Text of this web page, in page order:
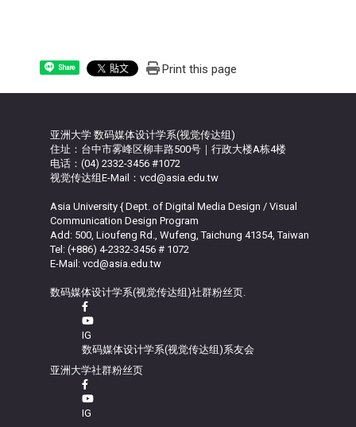
Share Print this page
亚洲大学 数码媒体设计学系(视觉传达组)
住址：台中市雾峰区柳丰路500号｜行政大楼A栋4楼
电话：(04) 2332-3456 #1072
视觉传达组E-Mail：vcd@asia.edu.tw
Asia University { Dept. of Digital Media Design / Visual
Communication Design Program
Add: 500, Lioufeng Rd., Wufeng, Taichung 41354, Taiwan
Tel: (+886) 4-2332-3456 # 1072
E-Mail: vcd@asia.edu.tw
数码媒体设计学系(视觉传达组)社群粉丝页.
IG
数码媒体设计学系(视觉传达组)系友会
亚洲大学社群粉丝页
IG